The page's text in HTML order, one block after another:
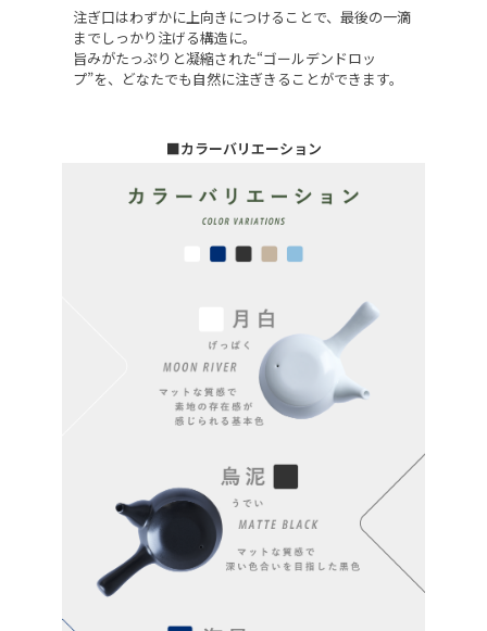
注ぎ口はわずかに上向きにつけることで、最後の一滴
までしっかり注げる構造に。
旨みがたっぷりと凝縮された“ゴールデンドロッ
プ”を、どなたでも自然に注ぎきることができます。
■カラーバリエーション